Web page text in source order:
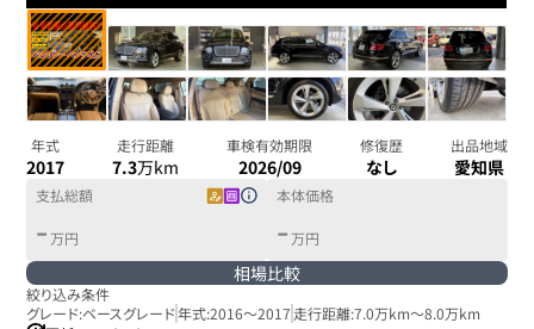
年式
2017
走行距離
7.3万km
車検有効期限
2026/09
修復歴
なし
出品地域
愛知県
支払総額
- 万円
本体価格
- 万円
相場比較
絞り込み条件
グレード:ベースグレード年式:2016～2017 走行距離:7.0万km～8.0万km